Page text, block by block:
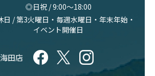
◎日祝 / 9:00〜18:00
/ 第3火曜日・毎週水曜日・年末年始・
イベント開催日
海田店